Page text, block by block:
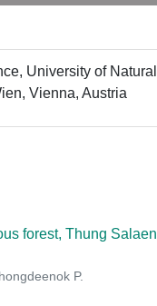
University of
Vienna, Austria
forest, Thung
P.